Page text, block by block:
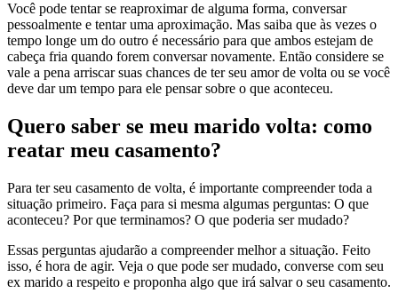
Você pode tentar se reaproximar de alguma forma, conversar
pessoalmente e tentar uma aproximação. Mas saiba que às vezes o
tempo longe um do outro é necessário para que ambos estejam de
cabeça fria quando forem conversar novamente. Então considere se
vale a pena arriscar suas chances de ter seu amor de volta ou se você
deve dar um tempo para ele pensar sobre o que aconteceu.
Quero saber se meu marido volta: como
reatar meu casamento?
Para ter seu casamento de volta, é importante compreender toda a
situação primeiro. Faça para si mesma algumas perguntas: O que
aconteceu? Por que terminamos? O que poderia ser mudado?
Essas perguntas ajudarão a compreender melhor a situação. Feito
isso, é hora de agir. Veja o que pode ser mudado, converse com seu
ex marido a respeito e proponha algo que irá salvar o seu casamento.